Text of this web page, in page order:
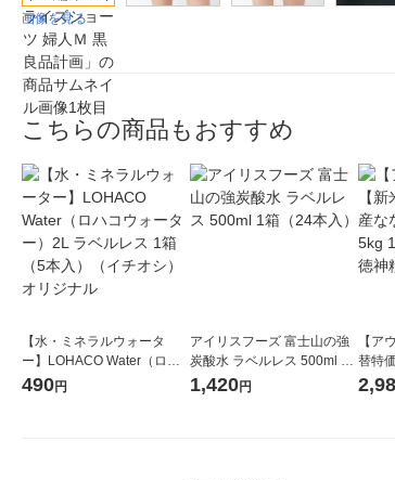
画像を見る
こちらの商品もおすすめ
【水・ミネラルウォータ
ー】LOHACO Water（ロハ
コウォーター）2L ラベルレ
490円
アイリスフーズ 富士山の強
炭酸水 ラベルレス 500ml 1
箱（24本入）
1,420円
【ア
替特
し 無